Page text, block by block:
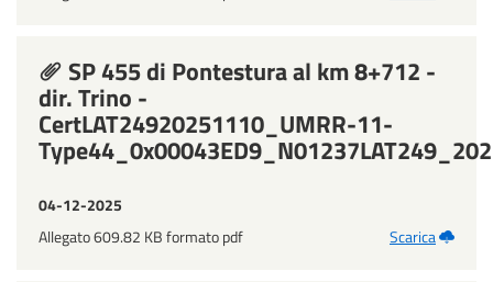
SP 455 di Pontestura al km 8+712 -
dir. Trino -
CertLAT24920251110_UMRR-11-
04-12-2025
Allegato 609.82 KB formato pdf
Scarica